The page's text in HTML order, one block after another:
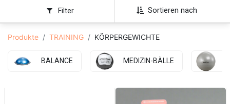
Sortieren nach
Filter
Produkte TRAINING KÖRPERGEWICHTE
BALANCE MEDIZIN-BÄLLE